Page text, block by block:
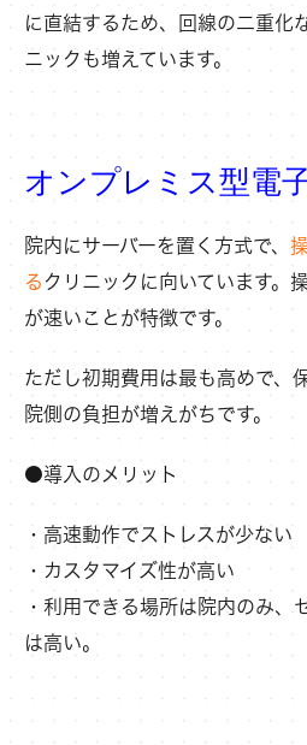
に直結するため、 回線の二重化
ニックも増えています。
オンプレミス型電
院内にサーバーを置く方式で、
る クリニックに向いています。
が速いことが特徴です。
ただし初期費用は最も高めで、
院側の負担が増えがちです。
●導入のメリット
・高速動作でストレスが少ない
・カスタマイズ性が高い
・利用できる場所は院内のみ、
は高い。